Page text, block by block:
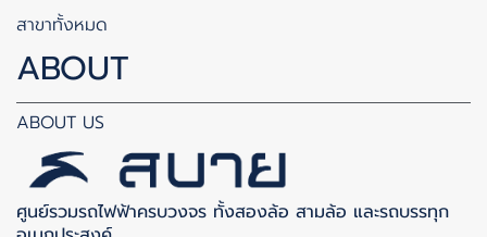
สาขาทั้งหมด
ABOUT
ABOUT US
ศูนย์รวมรถไฟฟ้าครบวงจร ทั้งสองล้อ สามล้อ และรถบรรทุก